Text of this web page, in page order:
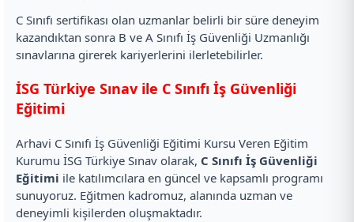
C Sınıfı sertifikası olan uzmanlar belirli bir süre deneyim
kazandıktan sonra B ve A Sınıfı İş Güvenliği Uzmanlığı
sınavlarına girerek kariyerlerini ilerletebilirler.
İSG Türkiye Sınav ile C Sınıfı İş Güvenliği
Eğitimi
Arhavi C Sınıfı İş Güvenliği Eğitimi Kursu Veren Eğitim
Kurumu İSG Türkiye Sınav olarak, C Sınıfı İş Güvenliği
Eğitimi ile katılımcılara en güncel ve kapsamlı programı
sunuyoruz. Eğitmen kadromuz, alanında uzman ve
deneyimli kişilerden oluşmaktadır.